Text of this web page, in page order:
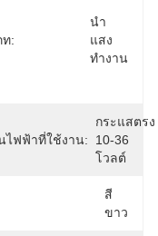
ท:
นำ
แสง
ทำงาน
ไฟฟ้าที่ใช้งาน:
กระแสตรง
10-36
โวลต์
สี
ขาว